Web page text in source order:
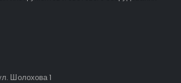
Шолохова 1